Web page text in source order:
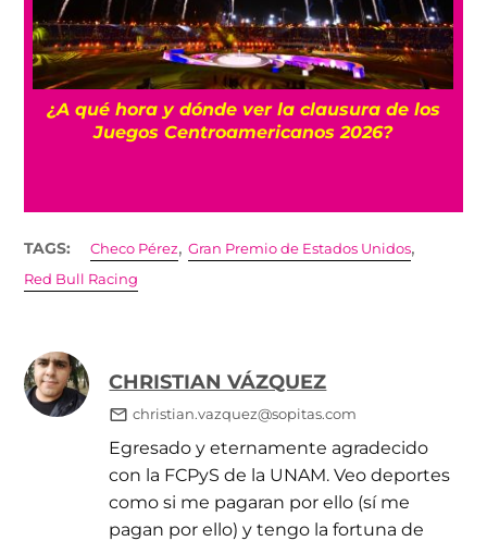
¿A qué hora y dónde ver la clausura de los
Juegos Centroamericanos 2026?
TAGS: Checo Pérez,Gran Premio de Estados Unidos,
Red Bull Racing
CHRISTIAN VÁZQUEZ
christian.vazquez@sopitas.com
Egresado y eternamente agradecido
con la FCPyS de la UNAM. Veo deportes
como si me pagaran por ello (sí me
pagan por ello) y tengo la fortuna de